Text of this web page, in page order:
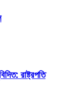
রাষ্ট্রপতি